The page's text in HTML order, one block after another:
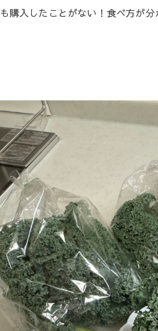
購入したことがない！食べ方が